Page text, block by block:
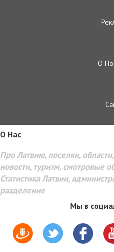
О
O Hac
Про Латвию, поселки,
новости, туризм, смотровые
Статистика Латвии,
разделение
Мы в